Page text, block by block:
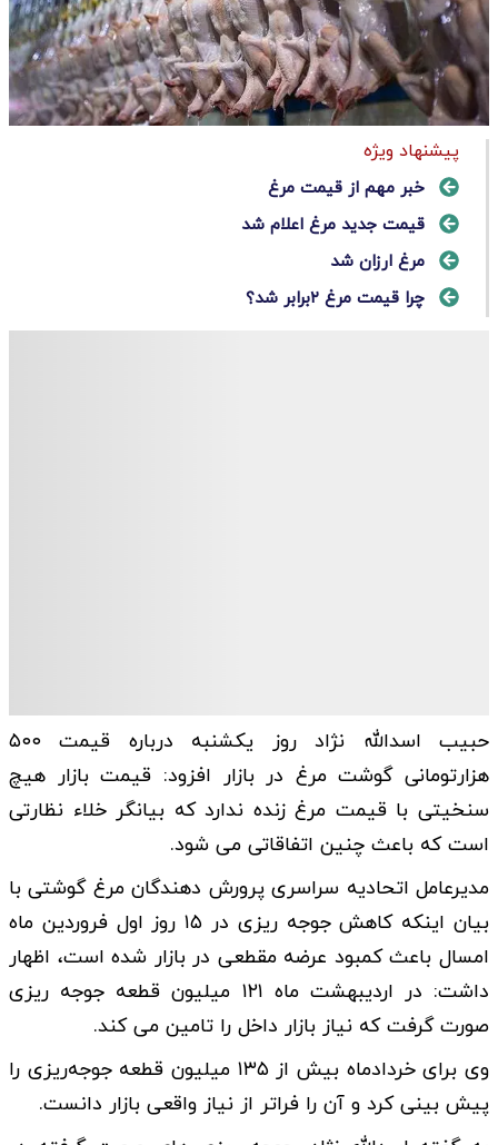
پیشنهاد ویژه
خبر مهم از قیمت مرغ
قیمت جدید مرغ اعلام شد
مرغ ارزان شد
چرا قیمت‌ مرغ ۲برابر شد؟
حبیب اسدالله‌ نژاد روز یکشنبه درباره قیمت ۵۰۰
هزارتومانی گوشت مرغ در بازار افزود: قیمت بازار هیچ
سنخیتی با قیمت مرغ زنده ندارد که بیانگر خلاء نظارتی
است که باعث چنین اتفاقاتی می شود.
مدیرعامل اتحادیه سراسری پرورش دهندگان مرغ گوشتی با
بیان اینکه کاهش جوجه ریزی در ۱۵ روز اول فروردین ماه
امسال باعث کمبود عرضه مقطعی در بازار شده است، اظهار
داشت: در اردیبهشت ماه ۱۲۱ میلیون قطعه جوجه ریزی
صورت گرفت که نیاز بازار داخل را تامین می کند.
وی برای خردادماه بیش از ۱۳۵ میلیون قطعه جوجه‌ریزی را
پیش بینی کرد و آن را فراتر از نیاز واقعی بازار دانست.